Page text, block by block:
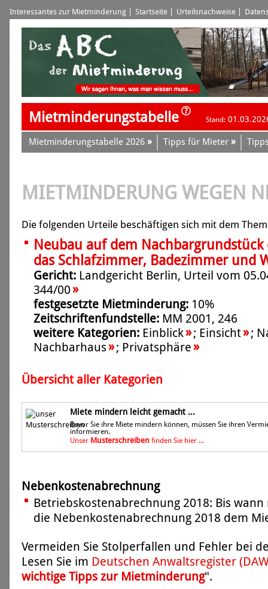
Interessantes zur Mietminderung Startseite Urteilsnachweise
Mietminderungstabelle Stand:
Mietminderungstabelle 2026 » Tipps für Mieter »
MIETMINDERUNG WEGEN
Die folgenden Urteile beschäftigen sich mit dem
Neubau auf dem
das Schlafzimmer, Badezimmer und
Gericht: Landgericht Berlin, Urteil vom
344/00»
festgesetzte Mietminderung: 10%
Zeitschriftenfundstelle: MM 2001, 246
weitere Kategorien: Einblick»; Einsicht»;
Nachbarhaus»; Privatsphäre»
Übersicht aller Kategorien
Miete mindern leicht gemacht ...
Bevor Sie ihre Miete mindern können, müssen Sie ihren
informieren.
Unser Musterschreiben finden Sie hier ...
Nebenkostenabrechnung
Betriebskostenabrechnung 2018: Bis
die Nebenkostenabrechnung 2018 dem
Vermeiden Sie Stolperfallen und Fehler bei
Lesen Sie im Deutschen Anwaltsregister
wichtige Tipps zur Mietminderung".